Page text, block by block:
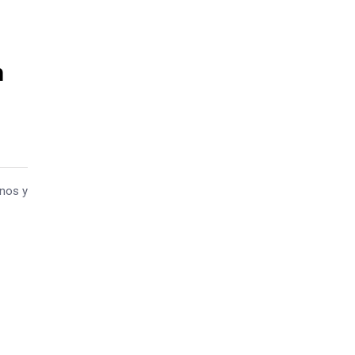
y